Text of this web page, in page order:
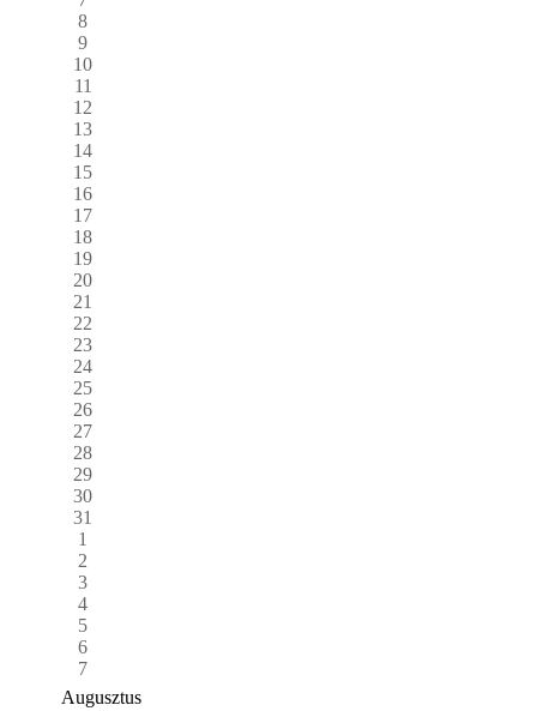
8
9
10
11
12
13
14
15
16
17
18
19
20
21
22
23
24
25
26
27
28
29
30
31
1
2
3
4
5
6
7
Augusztus